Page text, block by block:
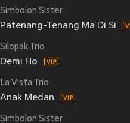
Simbolon Sister
Patenang-Tenang Ma Di Si
Silopak Trio
Demi Ho
La Vista Trio
Anak Medan
Simbolon Sister